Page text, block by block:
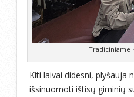
Tradiciniame
Kiti laivai didesni, plyšauja
išsinuomoti ištisų giminių